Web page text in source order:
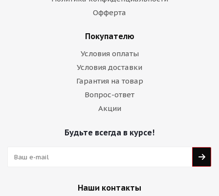
Офферта
Покупателю
Условия оплаты
Условия доставки
Гарантия на товар
Вопрос-ответ
Акции
Будьте всегда в курсе!
Наши контакты